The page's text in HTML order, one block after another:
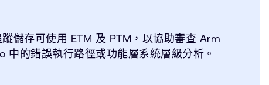
儲存可使用 ETM 及 PTM，以協助審查 Arm
中的錯誤執行路徑或功能層系統層級分析。